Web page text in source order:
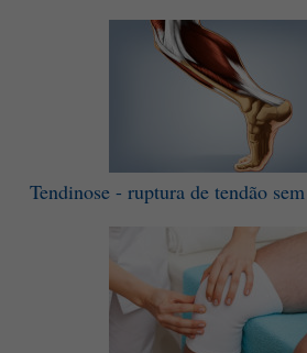
Tendinose - ruptura de tendão